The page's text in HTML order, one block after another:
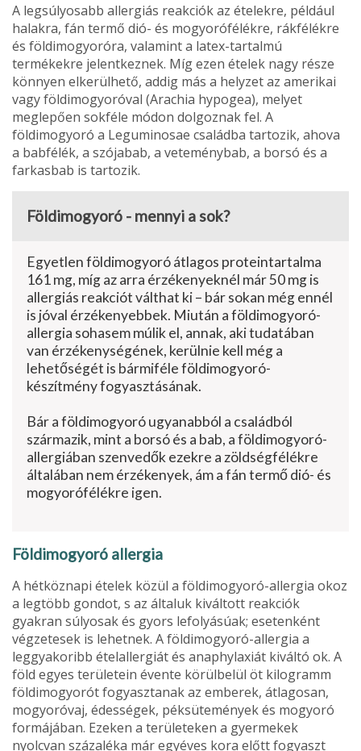
A legsúlyosabb allergiás reakciók az éte­lekre, például
halakra, fán termő dió- és mogyorófélékre, rákfélékre
és földimo­gyoróra, valamint a latex-tartalmú
termékekre jelentkeznek. Míg ezen ételek nagy része
könnyen elkerül­hető, addig más a helyzet az amerikai
vagy földimogyoróval (Arachia hypogea), melyet
meglepően sokféle módon dolgoznak fel. A
földimogyoró a Leguminosae családba tartozik, ahova
a babfé­lék, a szójabab, a veteménybab, a borsó és a
farkasbab is tartozik.
Földimogyoró - mennyi a sok?
Egyetlen földimogyoró átlagos proteintartalma
161 mg, míg az arra érzékenyeknél már 50 mg is
allergiás reakciót válthat ki – bár sokan még ennél
is jóval érzékenyebbek. Miután a földimogyoró-
allergia sohasem múlik el, annak, aki tudatában
van érzékenységének, kerülnie kell még a
lehetőségét is bármiféle földimogyoró-
készítmény fogyasztásának.
Bár a földimogyoró ugyanabból a családból
származik, mint a borsó és a bab, a földimogyoró-
allergiában szenvedők ezekre a zöldségfélékre
általában nem érzékenyek, ám a fán termő dió- és
mogyorófélékre igen.
Földimogyoró ­allergia
A hétköznapi ételek közül a földimogyo­ró-allergia okoz
a legtöbb gondot, s az általuk kiváltott reakciók
gyakran súlyo­sak és gyors lefolyásúak; esetenként
vég­zetesek is lehetnek. A földimogyoró-al­lergia a
leggyakoribb ételallergiát és anaphylaxiát kiváltó ok. A
föld egyes te­rületein évente körülbelül öt kilogramm
földimogyorót fogyasztanak az emberek, átlagosan,
mogyoróvaj, édességek, pék­sütemények és mogyoró
formájában. Ezeken a területeken a gyermekek
nyolcvan százaléka már egyéves kora előtt fogyaszt